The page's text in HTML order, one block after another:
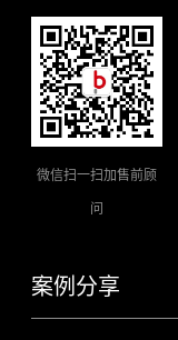
微信扫一扫加售前顾
问
案例分享